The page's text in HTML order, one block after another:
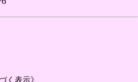
く表示》